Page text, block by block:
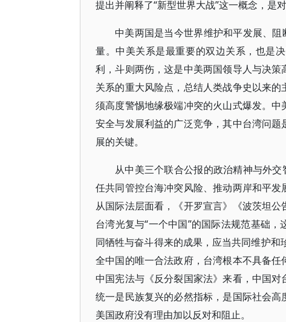
提出并阐释了“新型世界大战”这一概念，是
中美两国是当今世界维护和平发展、
量。中美关系是最重要的双边关系，也是
利，斗则两伤，这是中美两国领导人与决
关系的重大风险点，总结人类战争史以来
须高度警惕地缘极端冲突的火山式爆发。中
安全与发展利益的广泛竞争，其中台湾问
展的关键。
从中美三个联合公报的政治精神与外
任共同管控台海冲突风险、推动两岸和平发
从国际法层面看，《开罗宣言》《波茨坦
台湾光复与“一个中国”的国际法规范基础
同牺牲与奋斗得来的成果，应当共同维护
全中国的唯一合法政府，台湾根本不具备
中国宪法与《反分裂国家法》来看，中国
统一是民族复兴的必然指标，是国际社会
美国政府没有理由加以反对和阻止。